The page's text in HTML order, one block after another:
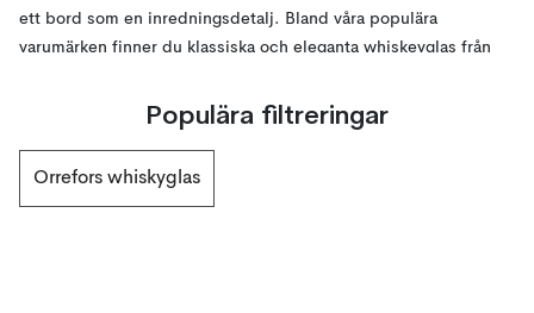
ett bord som en inredningsdetalj. Bland våra populära
varumärken finner du klassiska och eleganta whiskeyglas från
Nachtmann. Whiskyglas kan också användas när du blandar
klassiska bourbon-drinkar som exempelvis Old Fashioned eller
Populära filtreringar
Orrefors whiskyglas